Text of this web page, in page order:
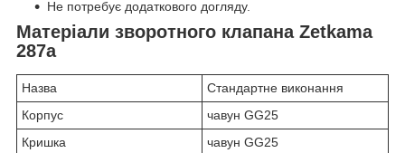
Не потребує додаткового догляду.
Матеріали зворотного клапана Zetkama
287a
Назва
Стандартне виконання
Корпус
чавун GG25
Кришка
чавун GG25